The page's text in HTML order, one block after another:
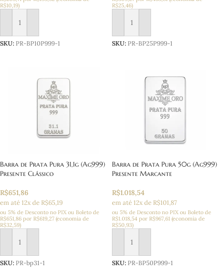
R$10,19)
Adicionar ao carrinho
SKU: PR-BP10P999-1
R$25,46)
Adicionar ao carrinho
SKU: PR-BP25P999-1
Barra de Prata Pura 31,1g (Ag999)
Presente Clássico
R$651,86
em até 12x de R$65,19
ou 5% de Desconto no PIX ou Boleto de
R$651,86 por R$619,27 (economia de
R$32,59)
Adicionar ao carrinho
SKU: PR-bp31-1
Barra de Prata Pura 50g (Ag999)
Presente Marcante
R$1.018,54
em até 12x de R$101,87
ou 5% de Desconto no PIX ou Boleto de
R$1.018,54 por R$967,61 (economia de
R$50,93)
Adicionar ao carrinho
SKU: PR-BP50P999-1